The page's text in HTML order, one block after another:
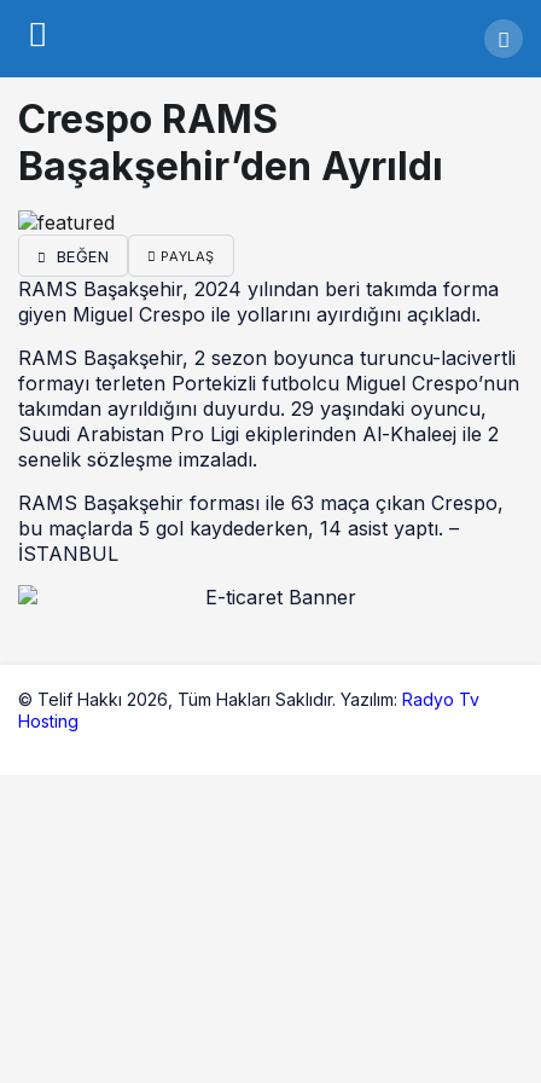
Crespo RAMS
Başakşehir’den Ayrıldı
BEĞEN PAYLAŞ
RAMS Başakşehir, 2024 yılından beri takımda forma
giyen Miguel Crespo ile yollarını ayırdığını açıkladı.
RAMS Başakşehir, 2 sezon boyunca turuncu-lacivertli
formayı terleten Portekizli futbolcu Miguel Crespo’nun
takımdan ayrıldığını duyurdu. 29 yaşındaki oyuncu,
Suudi Arabistan Pro Ligi ekiplerinden Al-Khaleej ile 2
senelik sözleşme imzaladı.
RAMS Başakşehir forması ile 63 maça çıkan Crespo,
bu maçlarda 5 gol kaydederken, 14 asist yaptı. –
İSTANBUL
© Telif Hakkı 2026, Tüm Hakları Saklıdır. Yazılım: Radyo Tv
Hosting